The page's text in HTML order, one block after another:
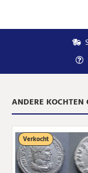
ANDERE KOCHTEN
Verkocht